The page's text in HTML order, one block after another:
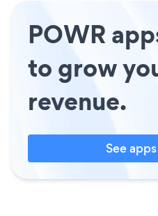
POWR
to grow
revenue.
See